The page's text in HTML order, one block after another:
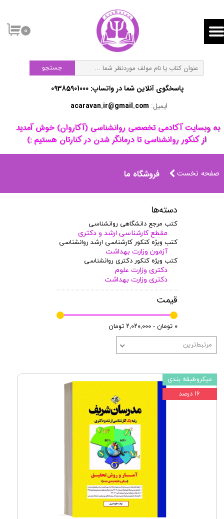
پاسخگوی آنلاین شما در واتساپ:​​​​​​​ 09385901000
ایمیل: acaravan.ir@gmail.com
۰
جستجو
​به وبسایت آکادمی تخصصی روانشناسی (آکاروان) خوش آمدید ​​​​​​​
از کنکور روانشناسی تا درمانگر شدن در کنارتان هستیم :)
صفحه نخست فروشگاه ما
دسته‌ها
کتب مرجع دانشگاهی روانشناسی
مقطع کارشناسی ارشد و دکتری
کتب ویژه کنکور کارشناسی ارشد روانشناسی
آزمون وزارت بهداشت
کتب ویژه کنکور دکتری روانشناسی
دکتری وزارت علوم
دکتری وزارت بهداشت
قیمت
۰ تومان - ۲,۰۲۰,۰۰۰ تومان
مرتبط‌ترین
میکروطبقه بندی
۱۶ درصد